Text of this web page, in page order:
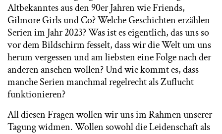
Altbekanntes aus den 90er Jahren wie Friends,
Gilmore Girls und Co? Welche Geschichten erzählen
Serien im Jahr 2023? Was ist es eigentlich, das uns so
vor dem Bildschirm fesselt, dass wir die Welt um uns
herum vergessen und am liebsten eine Folge nach der
anderen ansehen wollen? Und wie kommt es, dass
manche Serien manchmal regelrecht als Zuflucht
funktionieren?
All diesen Fragen wollen wir uns im Rahmen unserer
Tagung widmen. Wollen sowohl die Leidenschaft als